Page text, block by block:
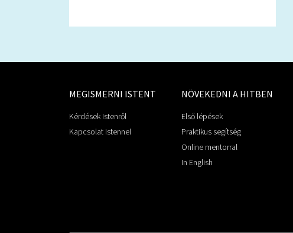
MEGISMERNI ISTENT
Kérdések Istenről
Kapcsolat Istennel
NÖVEKEDNI A HITBEN
Első lépések
Praktikus segítség
Online mentorral
In English